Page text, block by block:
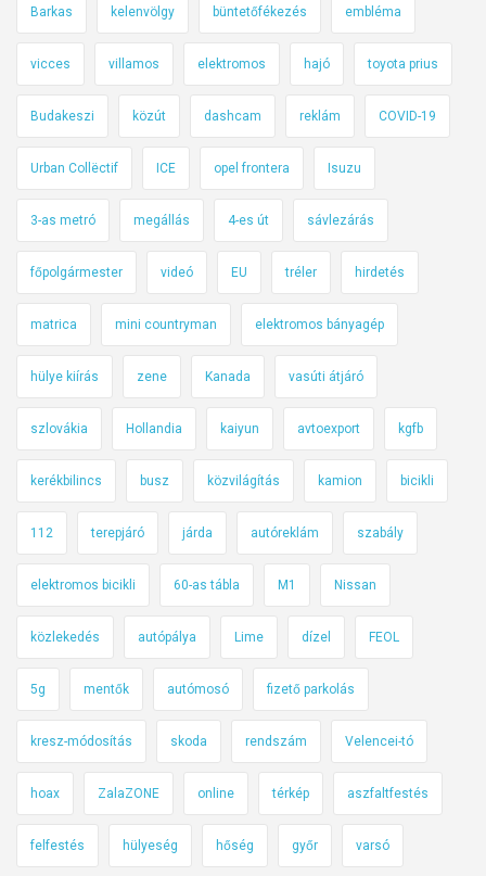
Barkas kelenvölgy büntetőfékezés embléma
vicces villamos elektromos hajó toyota prius
Budakeszi közút dashcam reklám COVID-19
Urban Collëctif ICE opel frontera Isuzu
3-as metró megállás 4-es út sávlezárás
főpolgármester videó EU tréler hirdetés
matrica mini countryman elektromos bányagép
hülye kiírás zene Kanada vasúti átjáró
szlovákia Hollandia kaiyun avtoexport kgfb
kerékbilincs busz közvilágítás kamion bicikli
112 terepjáró járda autóreklám szabály
elektromos bicikli 60-as tábla M1 Nissan
közlekedés autópálya Lime dízel FEOL
5g mentők autómosó fizető parkolás
kresz-módosítás skoda rendszám Velencei-tó
hoax ZalaZONE online térkép aszfaltfestés
felfestés hülyeség hőség győr varsó